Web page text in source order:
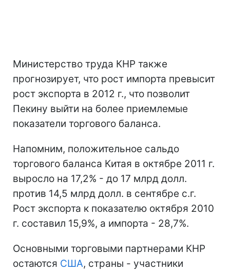
Министерство труда КНР также
прогнозирует, что рост импорта превысит
рост экспорта в 2012 г., что позволит
Пекину выйти на более приемлемые
показатели торгового баланса.
Напомним, положительное сальдо
торгового баланса Китая в октябре 2011 г.
выросло на 17,2% - до 17 млрд долл.
против 14,5 млрд долл. в сентябре с.г.
Рост экспорта к показателю октября 2010
г. составил 15,9%, а импорта - 28,7%.
Основными торговыми партнерами КНР
остаются США, страны - участники